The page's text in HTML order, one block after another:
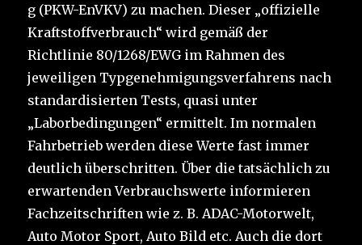
g (PKW-EnVKV) zu machen. Dieser „offizielle
Kraftstoffverbrauch“ wird gemäß der
Richtlinie 80/1268/EWG im Rahmen des
jeweiligen Typgenehmigungsverfahrens nach
standardisierten Tests, quasi unter
„Laborbedingungen“ ermittelt. Im normalen
Fahrbetrieb werden diese Werte fast immer
deutlich überschritten. Über die tatsächlich zu
erwartenden Verbrauchswerte informieren
Fachzeitschriften wie z. B. ADAC-Motorwelt,
Auto Motor Sport, Auto Bild etc. Auch die dort